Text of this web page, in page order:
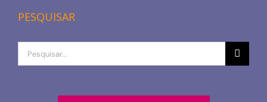
PESQUISAR
Procurar
por